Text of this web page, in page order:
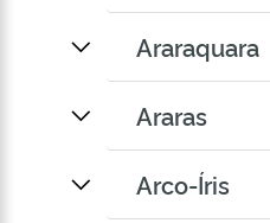
Araraquara
Araras
Arco-Íris